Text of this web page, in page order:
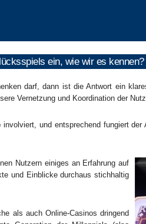
ein, wie wir es kennen?
darf, dann ist die Antwort ein
Vernetzung und Koordination der
involviert, und entsprechend fungiert
Nutzern einiges an Erfahrung auf
und Einblicke durchaus stichhaltig
als auch Online-Casinos dringend